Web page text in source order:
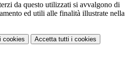
da questo utilizzati si avvalgono di
ed utili alle finalità illustrate nella
i cookies Accetta tutti i cookies